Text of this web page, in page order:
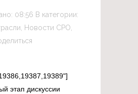
08:56 В категории:
, Новости СРО,
этап дискуссии